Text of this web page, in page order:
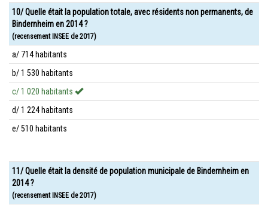
10/ Quelle était la population totale, avec résidents non permanents, de
Bindernheim en 2014 ?
(recensement INSEE de 2017)
a/ 714 habitants
b/ 1 530 habitants
c/ 1 020 habitants
d/ 1 224 habitants
e/ 510 habitants
11/ Quelle était la densité de population municipale de Bindernheim en
2014 ?
(recensement INSEE de 2017)